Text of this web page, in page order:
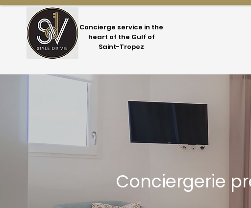
Concierge service in the
heart of the Gulf of
Saint-Tropez
Conciergerie